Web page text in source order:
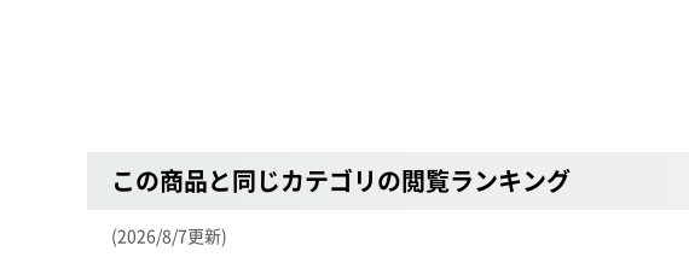
この商品と同じカテゴリの閲覧ランキング
(2026/8/7更新)